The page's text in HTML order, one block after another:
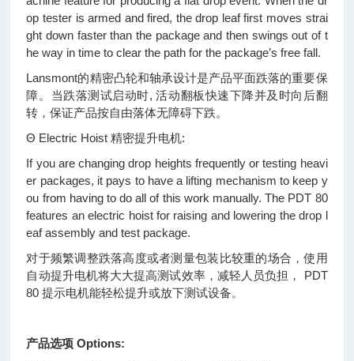
op tester is armed and fired, the drop leaf first moves strai
ght down faster than the package and then swings out of t
he way in time to clear the path for the package’s free fall.
Lansmont的精密凸轮和轴承设计是产品平面跌落的重要保
障。当跌落测试启动时, 活动翻板快速下降并及时向后翻
转，保证产品按自由落体无障碍下跌。
Θ Electric Hoist 精密提升电机:
If you are changing drop heights frequently or testing heavi
er packages, it pays to have a lifting mechanism to keep y
ou from having to do all of this work manually. The PDT 80
features an electric hoist for raising and lowering the drop l
eaf assembly and test package.
对于频繁调整跌落高度或者测量包装比较重的场合，使用
自动提升电机将大大提高测试效率，减轻人员负担， PDT
80 提示电机能轻松提升或放下测试设备。
产品选项 Options: